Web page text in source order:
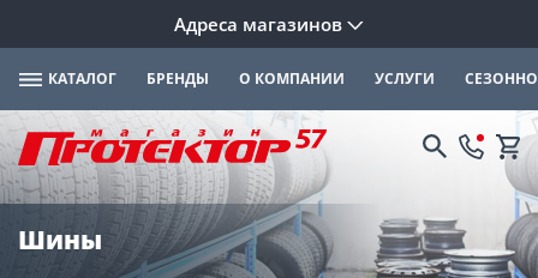
Адреса магазинов
КАТАЛОГ БРЕНДЫ О КОМПАНИИ УСЛУГИ
Шины